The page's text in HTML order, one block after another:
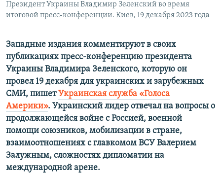
Президент Украины Владимир Зеленский во время
итоговой пресс-конференции. Киев, 19 декабря 2023 года
Западные издания комментируют в своих
публикациях пресс-конференцию президента
Украины Владимира Зеленского, которую он
провел 19 декабря для украинских и зарубежных
СМИ, пишет Украинская служба «Голоса
Америки». Украинский лидер отвечал на вопросы о
продолжающейся войне с Россией, военной
помощи союзников, мобилизации в стране,
взаимоотношениях с главкомом ВСУ Валерием
Залужным, сложностях дипломатии на
международной арене.